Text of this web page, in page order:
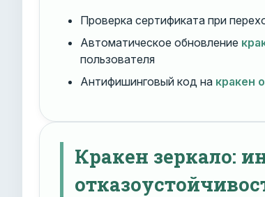
Проверка сертификата при
Автоматическое обновление
пользователя
Антифишинговый код на кракен
Кракен зеркало: